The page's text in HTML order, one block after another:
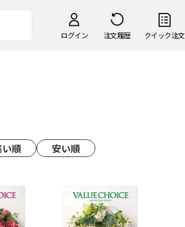
ログイン 注文履歴 クイック注文
い順 安い順